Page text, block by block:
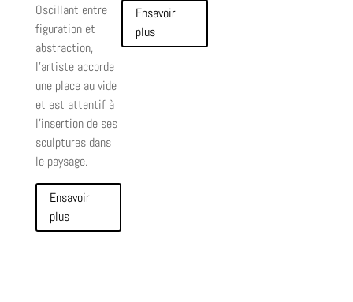
Oscillant entre
figuration et
abstraction,
l'artiste accorde
une place au vide
et est attentif à
l’insertion de ses
sculptures dans
le paysage.
Ensavoir
plus
Ensavoir
plus